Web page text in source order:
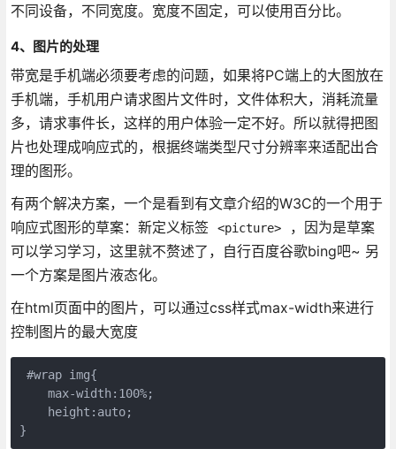
不同设备，不同宽度。宽度不固定，可以使用百分比。
4、图片的处理
带宽是手机端必须要考虑的问题，如果将PC端上的大图放在
手机端，手机用户请求图片文件时，文件体积大，消耗流量
多，请求事件长，这样的用户体验一定不好。所以就得把图
片也处理成响应式的，根据终端类型尺寸分辨率来适配出合
理的图形。
有两个解决方案，一个是看到有文章介绍的W3C的一个用于
响应式图形的草案：新定义标签
<picture>
，因为是草案
可以学习学习，这里就不赘述了，自行百度谷歌bing吧~ 另
一个方案是图片液态化。
在html页面中的图片，可以通过css样式max-width来进行
控制图片的最大宽度
#wrap img{
    max-width:100%;
    height:auto;